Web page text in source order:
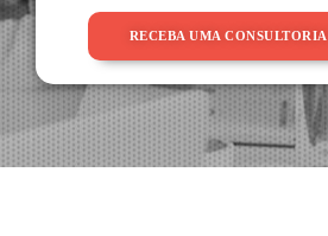
RECEBA UMA